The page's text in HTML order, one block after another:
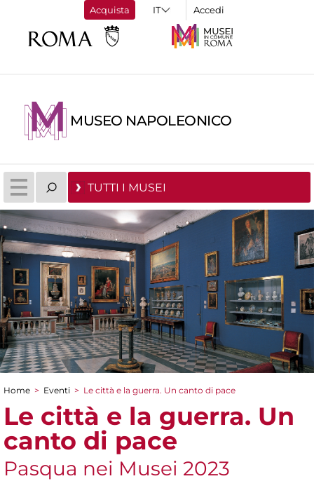
Acquista Accedi
MUSEO NAPOLEONICO
TUTTI I MUSEI
Tu sei qui
Home > Eventi > Le città e la guerra. Un canto di pace
Le città e la guerra. Un
canto di pace
Pasqua nei Musei 2023